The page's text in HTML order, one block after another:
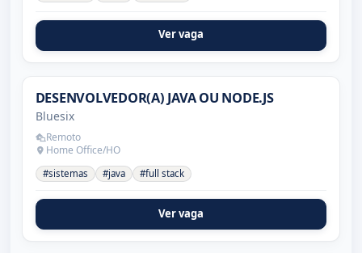
Ver vaga
DESENVOLVEDOR(A) JAVA OU NODE.JS
Bluesix
Remoto
Home Office/HO
#sistemas #java #full stack
Ver vaga